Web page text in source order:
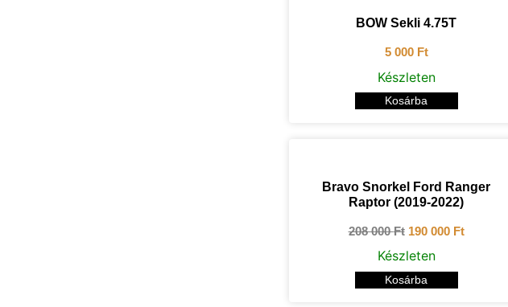
BOW Sekli 4.75T
5 000 Ft
Készleten
Kosárba
Bravo Snorkel Ford Ranger
Raptor (2019-2022)
208 000Ft 190 000 Ft
Készleten
Kosárba